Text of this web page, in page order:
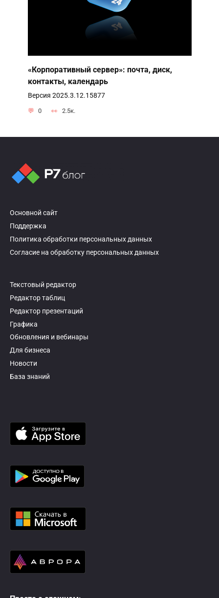
«Корпоративный сервер»: почта, диск,
контакты, календарь
Версия 2025.3.12.15877
0 2.5к.
Основной сайт
Поддержка
Политика обработки персональных данных
Согласие на обработку персональных данных
Текстовый редактор
Редактор таблиц
Редактор презентаций
Графика
Обновления и вебинары
Для бизнеса
Новости
База знаний